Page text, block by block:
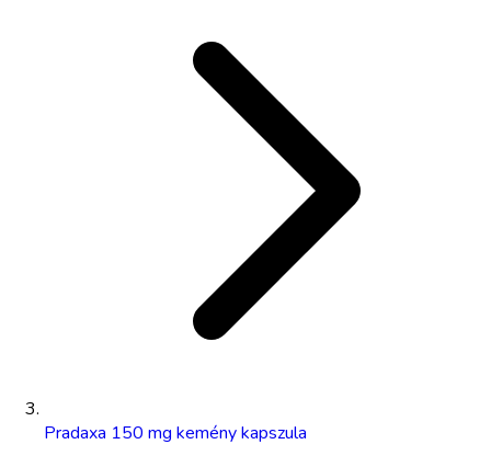
Pradaxa 150 mg kemény kapszula